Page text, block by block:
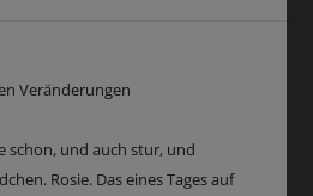
Veränderungen
schon, und auch stur, und
Rosie. Das eines Tages auf